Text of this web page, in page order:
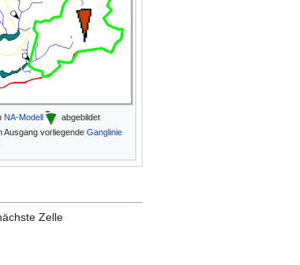
NA-Modell
abgebildet
Ausgang vorliegende Ganglinie
Zelle